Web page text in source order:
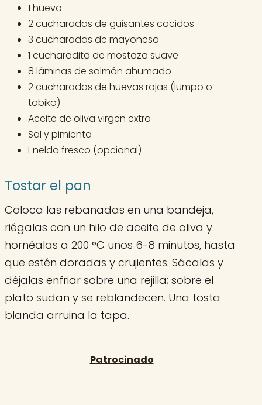
1 huevo
2 cucharadas de guisantes cocidos
3 cucharadas de mayonesa
1 cucharadita de mostaza suave
8 láminas de salmón ahumado
2 cucharadas de huevas rojas (lumpo o
tobiko)
Aceite de oliva virgen extra
Sal y pimienta
Eneldo fresco (opcional)
Tostar el pan
Coloca las rebanadas en una bandeja,
riégalas con un hilo de aceite de oliva y
hornéalas a 200 °C unos 6-8 minutos, hasta
que estén doradas y crujientes. Sácalas y
déjalas enfriar sobre una rejilla; sobre el
plato sudan y se reblandecen. Una tosta
blanda arruina la tapa.